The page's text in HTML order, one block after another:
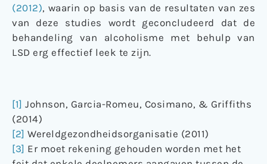
(2012), waarin op basis van de resultaten van zes
van deze studies wordt geconcludeerd dat de
behandeling van alcoholisme met behulp van
LSD erg effectief leek te zijn.
[1] Johnson, Garcia-Romeu, Cosimano, & Griffiths
(2014)
[2] Wereldgezondheidsorganisatie (2011)
[3] Er moet rekening gehouden worden met het